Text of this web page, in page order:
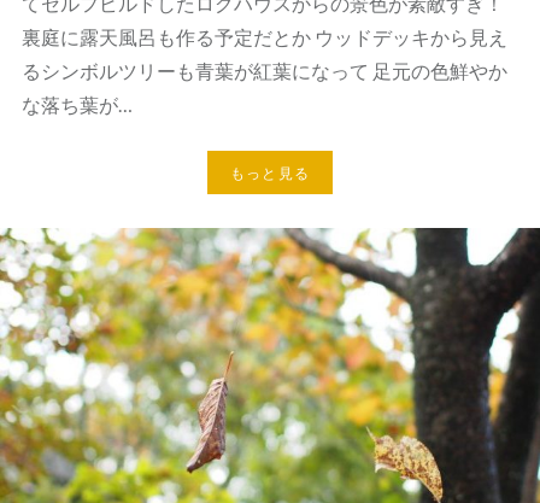
裏庭に露天風呂も作る予定だとか ウッドデッキから見え
るシンボルツリーも青葉が紅葉になって 足元の色鮮やか
な落ち葉が…
もっと見る